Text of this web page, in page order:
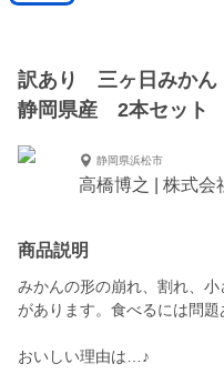
訳あり 三ヶ日みかん
静岡県産 2本セット
静岡県浜松市
高橋博之 | 株式会
商品説明
みかんの形の崩れ、割れ、
があります。食べるには問題
おいしい理由は…♪